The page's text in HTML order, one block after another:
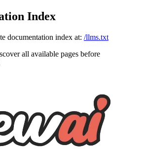
Index
documentation index at: /llms.txt
all available pages before